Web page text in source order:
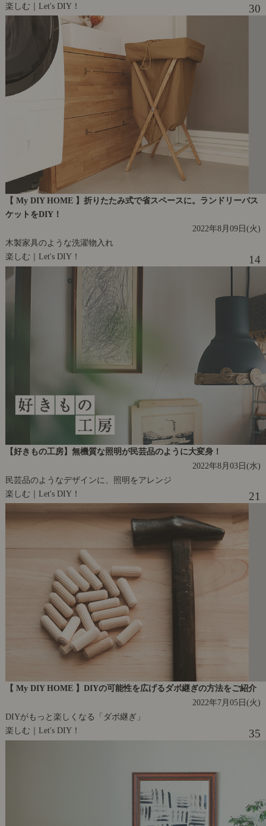
楽しむ｜Let's DIY！
30
【 My DIY HOME 】折りたたみ式で省スペースに。ランドリーバス
ケットをDIY！
2022年8月09日(火)
木製家具のような洗濯物入れ
楽しむ｜Let's DIY！
14
【好きもの工房】無機質な照明が民芸品のように大変身！
2022年8月03日(水)
民芸品のようなデザインに、照明をアレンジ
楽しむ｜Let's DIY！
21
【 My DIY HOME 】DIYの可能性を広げるダボ継ぎの方法をご紹介
2022年7月05日(火)
DIYがもっと楽しくなる「ダボ継ぎ」
楽しむ｜Let's DIY！
35